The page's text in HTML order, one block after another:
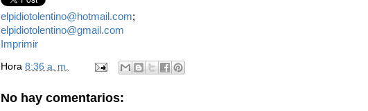
elpidiotolentino@hotmail.com;
elpidiotolentino@gmail.com
Imprimir
Hora 8:36 a. m.
No hay comentarios: